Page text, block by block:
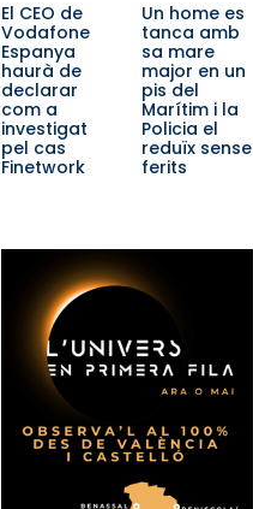
El CEO de
Vodafone
Espanya
haurà de
declarar
com a
investigat
pel cas
Finetwork
Un home es
tanca amb
sa mare
major en un
pis del
Marítim i la
Policia el
reduïx sense
ferits